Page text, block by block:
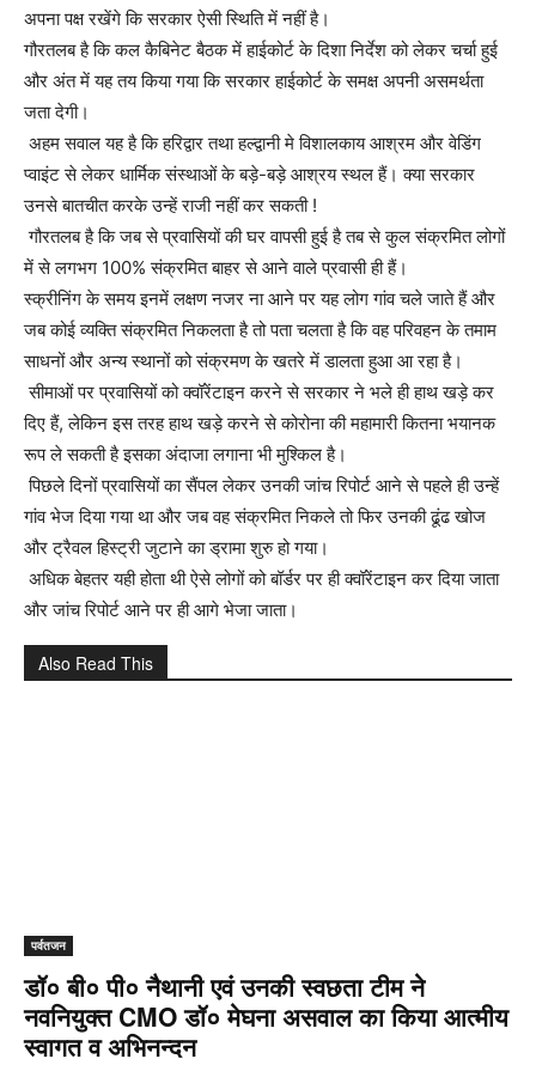
अपना पक्ष रखेंगे कि सरकार ऐसी स्थिति में नहीं है।
गौरतलब है कि कल कैबिनेट बैठक में हाईकोर्ट के दिशा निर्देश को लेकर चर्चा हुई
और अंत में यह तय किया गया कि सरकार हाईकोर्ट के समक्ष अपनी असमर्थता
जता देगी।
अहम सवाल यह है कि हरिद्वार तथा हल्द्वानी मे विशालकाय आश्रम और वेडिंग
प्वाइंट से लेकर धार्मिक संस्थाओं के बड़े-बड़े आश्रय स्थल हैं। क्या सरकार
उनसे बातचीत करके उन्हें राजी नहीं कर सकती !
गौरतलब है कि जब से प्रवासियों की घर वापसी हुई है तब से कुल संक्रमित लोगों
में से लगभग 100% संक्रमित बाहर से आने वाले प्रवासी ही हैं।
स्क्रीनिंग के समय इनमें लक्षण नजर ना आने पर यह लोग गांव चले जाते हैं और
जब कोई व्यक्ति संक्रमित निकलता है तो पता चलता है कि वह परिवहन के तमाम
साधनों और अन्य स्थानों को संक्रमण के खतरे में डालता हुआ आ रहा है।
सीमाओं पर प्रवासियों को क्वॉरेंटाइन करने से सरकार ने भले ही हाथ खड़े कर
दिए हैं, लेकिन इस तरह हाथ खड़े करने से कोरोना की महामारी कितना भयानक
रूप ले सकती है इसका अंदाजा लगाना भी मुश्किल है।
पिछले दिनों प्रवासियों का सैंपल लेकर उनकी जांच रिपोर्ट आने से पहले ही उन्हें
गांव भेज दिया गया था और जब वह संक्रमित निकले तो फिर उनकी ढूंढ खोज
और ट्रैवल हिस्ट्री जुटाने का ड्रामा शुरु हो गया।
अधिक बेहतर यही होता थी ऐसे लोगों को बॉर्डर पर ही क्वॉरेंटाइन कर दिया जाता
और जांच रिपोर्ट आने पर ही आगे भेजा जाता।
Also Read This
पर्वतजन
डॉ० बी० पी० नैथानी एवं उनकी स्वछता टीम ने
नवनियुक्त CMO डॉ० मेघना असवाल का किया आत्मीय
स्वागत व अभिनन्दन